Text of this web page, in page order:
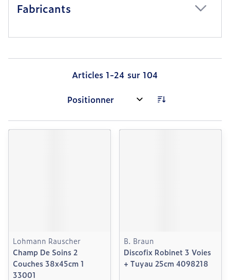
Fabricants
Articles 1-24 sur 104
Trier par:
Lohmann Rauscher
Champ De Soins 2
Couches 38x45cm 1
33001
B. Braun
Discofix Robinet 3 Voies
+ Tuyau 25cm 4098218